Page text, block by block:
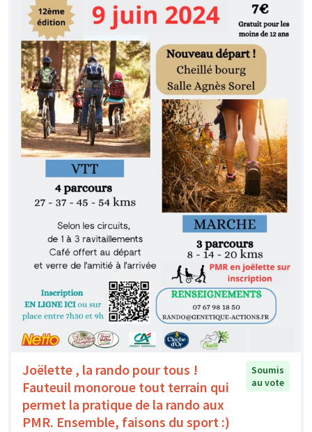
Joëlette , la rando pour tous !
Fauteuil monoroue tout terrain qui
permet la pratique de la rando aux
PMR. Ensemble, faisons du sport :)
Soumis
au vote